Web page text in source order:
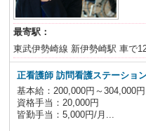
最寄駅：
東武伊勢崎線 新伊勢崎駅 車で
正看護師 訪問看護ステーショ
基本給：200,000円～304,000円
資格手当：20,000円
皆勤手当：5,000円/月...